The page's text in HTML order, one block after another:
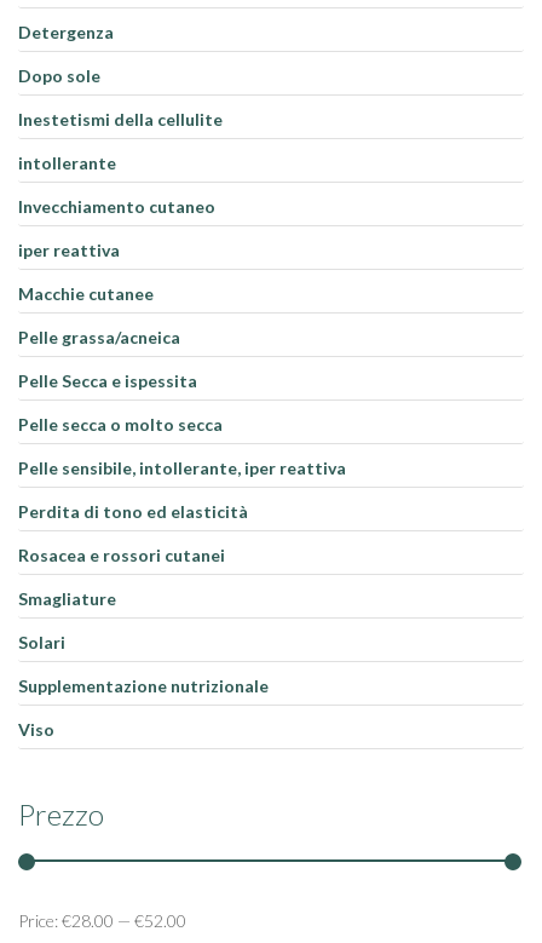
Detergenza
Dopo sole
Inestetismi della cellulite
intollerante
Invecchiamento cutaneo
iper reattiva
Macchie cutanee
Pelle grassa/acneica
Pelle Secca e ispessita
Pelle secca o molto secca
Pelle sensibile, intollerante, iper reattiva
Perdita di tono ed elasticità
Rosacea e rossori cutanei
Smagliature
Solari
Supplementazione nutrizionale
Viso
Prezzo
Price:€28.00 — €52.00